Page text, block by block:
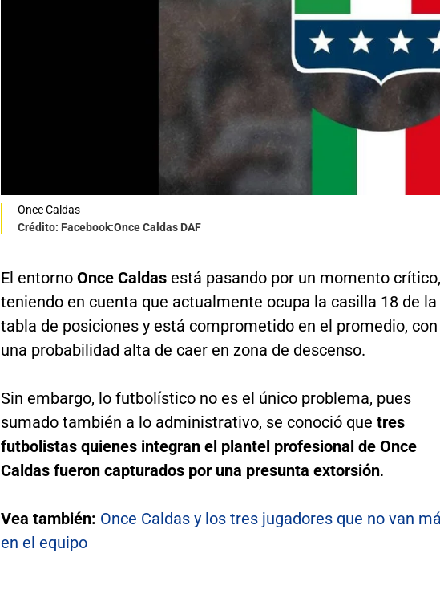
Once Caldas
Crédito: Facebook:Once Caldas DAF
El entornoOnce Caldasestá pasando por un momento crítico,
teniendo en cuenta que actualmente ocupa la casilla 18 de la
tabla de posiciones y está comprometido en el promedio, con
una probabilidad alta de caer en zona de descenso.
Sin embargo, lo futbolístico no es el único problema, pues
sumado también a lo administrativo, se conoció que tres
futbolistas quienes integran el plantel profesional de Once
Caldas fueron capturados por una presunta extorsión.
Vea también: Once Caldas y los tres jugadores que no van
en el equipo